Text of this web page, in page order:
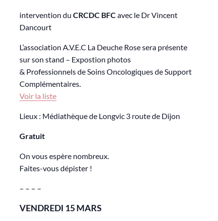
intervention du CRCDC BFCavec le Dr Vincent
Dancourt
L’association A.V.E.C La Deuche Rose sera présente
sur son stand – Expostion photos
& Professionnels de Soins Oncologiques de Support
Complémentaires.
Voir la liste
Lieux : Médiathèque de Longvic 3 route de Dijon
Gratuit
On vous espère nombreux.
Faites-vous dépister !
– – – –
VENDREDI 15 MARS